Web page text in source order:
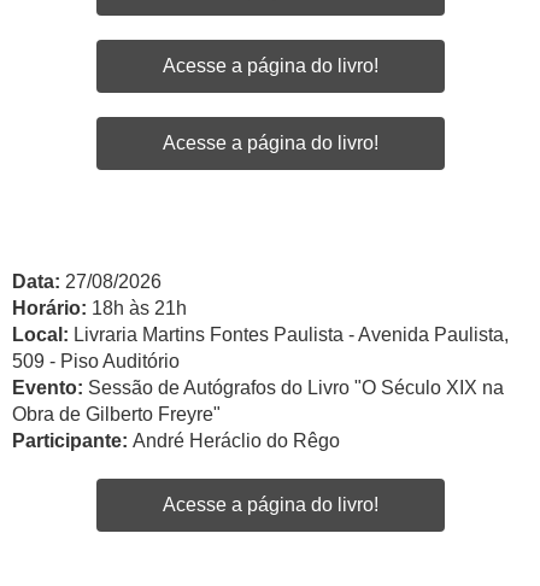
Acesse a página do livro!
Acesse a página do livro!
Data: 27/08/2026
Horário: 18h às 21h
Local: Livraria Martins Fontes Paulista - Avenida Paulista,
509 - Piso Auditório
Evento: Sessão de Autógrafos do Livro "O Século XIX na
Obra de Gilberto Freyre"
Participante: André Heráclio do Rêgo
Acesse a página do livro!